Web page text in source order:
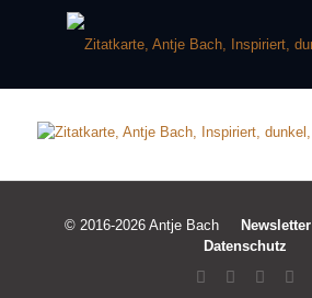
© 2016-2026 Antje Bach Newsletter
Datenschutz